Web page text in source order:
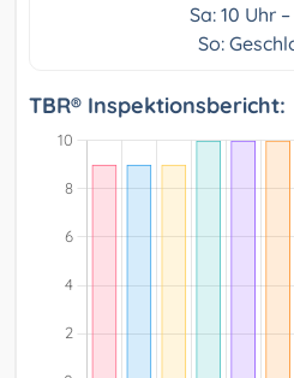
Sa: 10 Uhr
So:
TBR® Inspektionsbericht: